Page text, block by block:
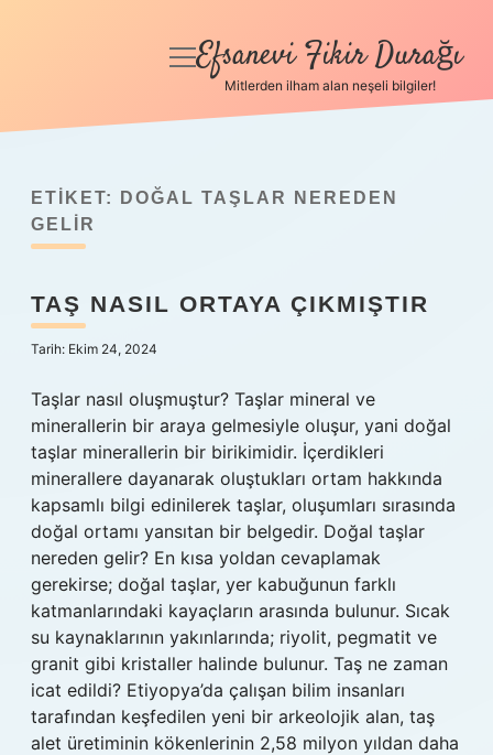
Anasayfa
Yasal Uyarı
menüyü
Efsanevi Fikir Durağı
Mitlerden ilham alan neşeli bilgiler!
ETIKET:
DOĞAL TAŞLAR NEREDEN
GELIR
TAŞ NASIL ORTAYA ÇIKMIŞTIR
Tarih: Ekim 24, 2024
Taşlar nasıl oluşmuştur? Taşlar mineral ve
minerallerin bir araya gelmesiyle oluşur, yani doğal
taşlar minerallerin bir birikimidir. İçerdikleri
minerallere dayanarak oluştukları ortam hakkında
kapsamlı bilgi edinilerek taşlar, oluşumları sırasında
doğal ortamı yansıtan bir belgedir. Doğal taşlar
nereden gelir? En kısa yoldan cevaplamak
gerekirse; doğal taşlar, yer kabuğunun farklı
katmanlarındaki kayaçların arasında bulunur. Sıcak
su kaynaklarının yakınlarında; riyolit, pegmatit ve
granit gibi kristaller halinde bulunur. Taş ne zaman
icat edildi? Etiyopya’da çalışan bilim insanları
tarafından keşfedilen yeni bir arkeolojik alan, taş
alet üretiminin kökenlerinin 2,58 milyon yıldan daha